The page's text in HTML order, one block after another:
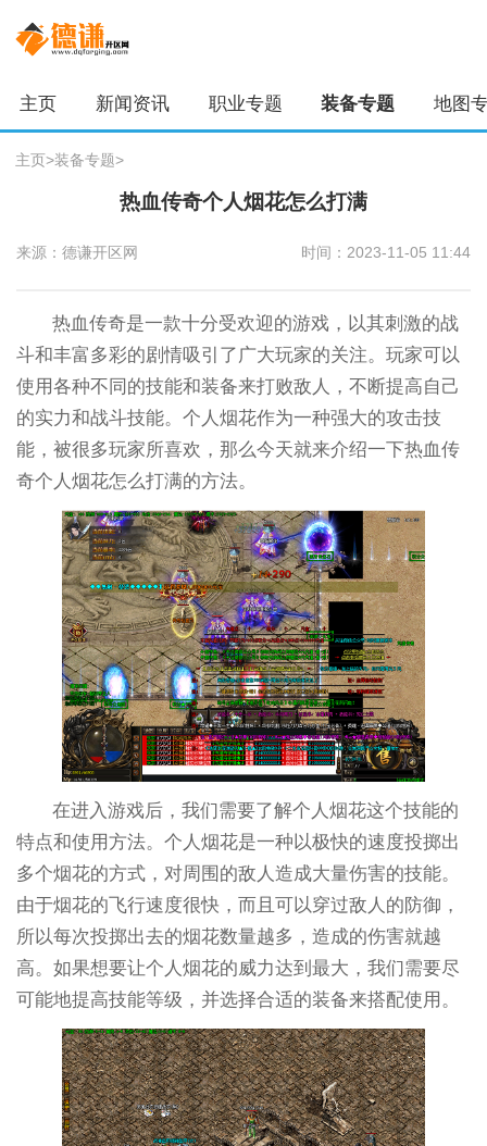
主页 新闻资讯 职业专题 装备专题 地图
主页>装备专题>
热血传奇个人烟花怎么打满
来源：德谦开区网 时间：2023-11-05 11:44
热血传奇是一款十分受欢迎的游戏，以其刺激的战
斗和丰富多彩的剧情吸引了广大玩家的关注。玩家可以
使用各种不同的技能和装备来打败敌人，不断提高自己
的实力和战斗技能。个人烟花作为一种强大的攻击技
能，被很多玩家所喜欢，那么今天就来介绍一下热血传
奇个人烟花怎么打满的方法。
在进入游戏后，我们需要了解个人烟花这个技能的
特点和使用方法。个人烟花是一种以极快的速度投掷出
多个烟花的方式，对周围的敌人造成大量伤害的技能。
由于烟花的飞行速度很快，而且可以穿过敌人的防御，
所以每次投掷出去的烟花数量越多，造成的伤害就越
高。如果想要让个人烟花的威力达到最大，我们需要尽
可能地提高技能等级，并选择合适的装备来搭配使用。